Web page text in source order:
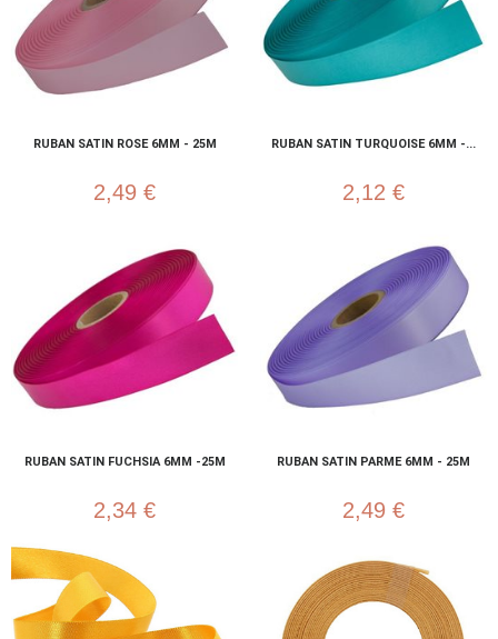
RUBAN SATIN ROSE 6MM - 25M
2,49 €
RUBAN SATIN TURQUOISE 6MM -...
2,12 €
RUBAN SATIN FUCHSIA 6MM -25M
2,34 €
RUBAN SATIN PARME 6MM - 25M
2,49 €